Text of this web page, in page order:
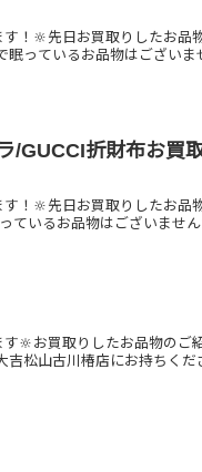
！🔆先日お買取りしたお品
眠っているお品物はございま
/GUCCI折財布お買
！🔆先日お買取りしたお品
ているお品物はございません
🔆お買取りしたお品物のご
松山古川椿店にお持ちくだ